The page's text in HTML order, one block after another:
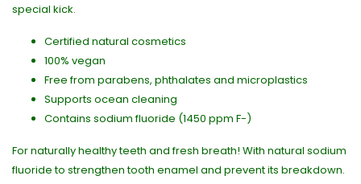
special kick.
Certified natural cosmetics
100% vegan
Free from parabens, phthalates and microplastics
Supports ocean cleaning
Contains sodium fluoride (1450 ppm F-)
For naturally healthy teeth and fresh breath! With natural sodium
fluoride to strengthen tooth enamel and prevent its breakdown.